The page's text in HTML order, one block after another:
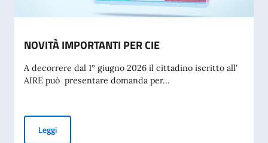
NOVITÀ IMPORTANTI PER CIE
A decorrere dal 1° giugno 2026 il cittadino iscritto all’
AIRE può presentare domanda per...
LeggiNOVITÀ IMPORTANTI PER CIE